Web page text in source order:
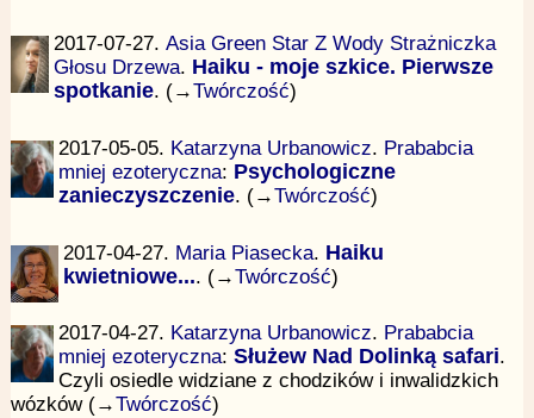
2017-07-27. Asia Green Star Z Wody Strażniczka
Głosu Drzewa. Haiku - moje szkice. Pierwsze
spotkanie. (→Twórczość)
2017-05-05. Katarzyna Urbanowicz. Prababcia
mniej ezoteryczna: Psychologiczne
zanieczyszczenie. (→Twórczość)
2017-04-27. Maria Piasecka. Haiku
kwietniowe.... (→Twórczość)
2017-04-27. Katarzyna Urbanowicz. Prababcia
mniej ezoteryczna:Służew Nad Dolinką safari.
Czyli osiedle widziane z chodzików i inwalidzkich
wózków (→Twórczość)